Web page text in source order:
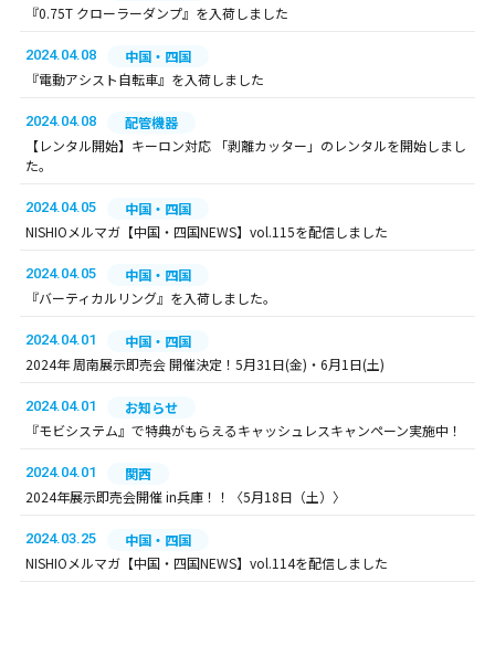
『0.75T クローラーダンプ』を入荷しました
2024.04.08
中国・四国
『電動アシスト自転車』を入荷しました
2024.04.08
配管機器
【レンタル開始】キーロン対応 「剥離カッター」のレンタルを開始しまし
た。
2024.04.05
中国・四国
NISHIOメルマガ【中国・四国NEWS】vol.115を配信しました
2024.04.05
中国・四国
『バーティカルリング』を入荷しました。
2024.04.01
中国・四国
2024年 周南展示即売会 開催決定！5月31日(金)・6月1日(土)
2024.04.01
お知らせ
『モビシステム』で特典がもらえるキャッシュレスキャンペーン実施中！
2024.04.01
関西
2024年展示即売会開催 in兵庫！！〈5月18日（土）〉
2024.03.25
中国・四国
NISHIOメルマガ【中国・四国NEWS】vol.114を配信しました